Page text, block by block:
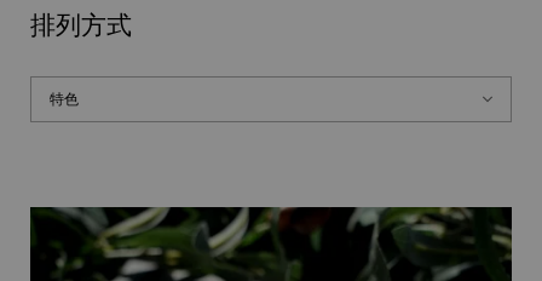
排列方式